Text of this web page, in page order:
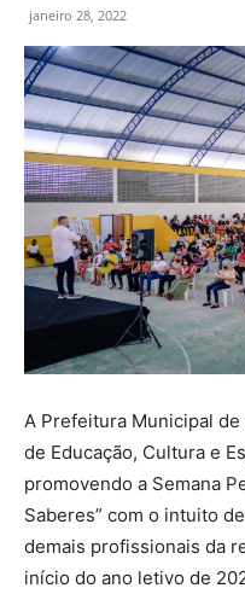
janeiro 28, 2022
A Prefeitura Municipal
de Educação, Cultura e
promovendo a Semana
Saberes” com o intuito
demais profissionais da
início do ano letivo de